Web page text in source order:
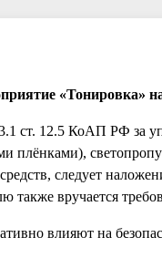
«Тонировка»
ст. 12.5 КоАП РФ за
следует
также вручается
влияют на